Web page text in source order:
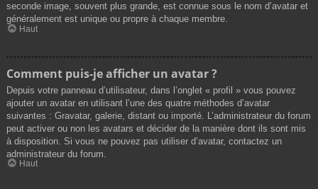
seconde image, souvent plus grande, est connue sous le nom d’avatar et
généralement est unique ou propre à chaque membre.
Haut
Comment puis-je afficher un avatar ?
Depuis votre panneau d’utilisateur, dans l’onglet « profil » vous pouvez
ajouter un avatar en utilisant l’une des quatre méthodes d’avatar
suivantes : Gravatar, galerie, distant ou importé. L’administrateur du forum
peut activer ou non les avatars et décider de la manière dont ils sont mis
à disposition. Si vous ne pouvez pas utiliser d’avatar, contactez un
administrateur du forum.
Haut